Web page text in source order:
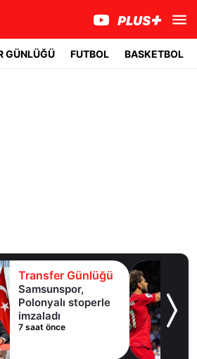
GÜNLÜĞÜ FUTBOL BASKETBOL
Transfer Günlüğü
Samsunspor,
Polonyalı stoperle
imzaladı
7 saat önce